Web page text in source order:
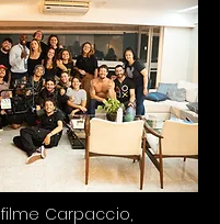
Carpaccio,